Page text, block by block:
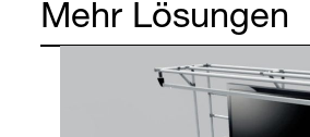
Mehr Lösungen